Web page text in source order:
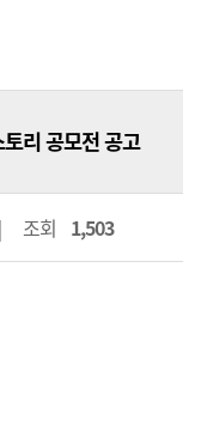
리 공모전 공고
조회 1,503